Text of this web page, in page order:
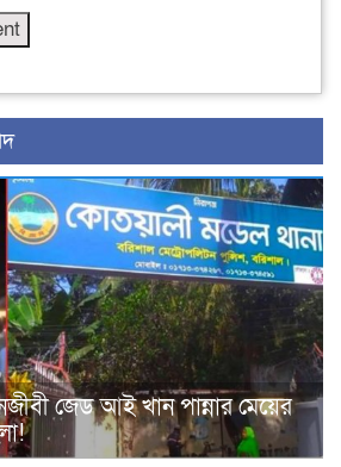
জেড আই খান পান্নার মেয়ের